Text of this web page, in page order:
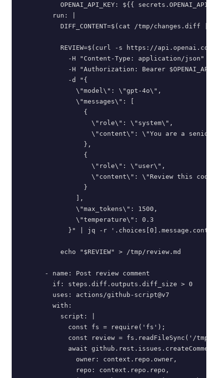
OPENAI_API_KEY: ${{
        run: |
DIFF_CONTENT=$(cat /tmp/changes.diff |
REVIEW=$(curl -s https://
            -H "Content-Type: application/json" \
-H "Authorization: Bearer
            -d "{
              \"model\": \"gpt-4o\",
              \"messages\": [
                {
                  \"role\": \"system\",
\"content\": \"You are a senior
                },
                {
                  \"role\": \"user\",
\"content\": \"Review this code
                }
              ],
              \"max_tokens\": 1500,
              \"temperature\": 0.3
}" | jq -r
          echo "$REVIEW" > /tmp/review.md
      - name: Post review comment
        if: steps.diff.outputs.diff_size > 0
        uses: actions/github-script@v7
        with:
          script: |
            const fs = require('fs');
const review = fs.readFileSync('/tmp/
await
              owner: context.repo.owner,
              repo: context.repo.repo,